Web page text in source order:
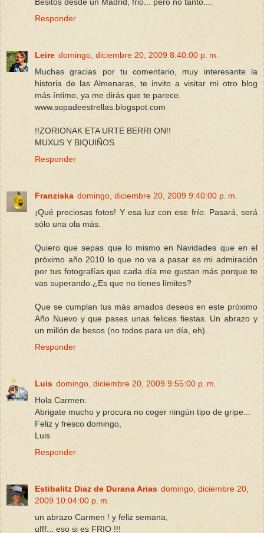
Besitos desde un Madrid, frio... pero no tanto....
Responder
Leire domingo, diciembre 20, 2009 8:40:00 p. m.
Muchas gracias por tu comentario, muy interesante la
historia de las Almenaras, te invito a visitar mi otro blog
más íntimo, ya me dirás que te parece.
www.sopadeestrellas.blogspot.com
!!ZORIONAK ETA URTE BERRI ON!!
MUXUS Y BIQUIÑOS
Responder
Franziska domingo, diciembre 20, 2009 9:40:00 p. m.
¡Qué preciosas fotos! Y esa luz con ese frío. Pasará, será
sólo una ola más.
Quiero que sepas que lo mismo en Navidades que en el
próximo año 2010 lo que no va a pasar es mi admiración
por tus fotografías que cada día me gustan más porque te
vas superando.¿Es que no tienes límites?
Que se cumplan tus más amados deseos en este próximo
Año Nuevo y que pases unas felices fiestas. Un abrazo y
un millón de besos (no todos para un día, eh).
Responder
Luis domingo, diciembre 20, 2009 9:55:00 p. m.
Hola Carmen:
Abrigate mucho y procura no coger ningún tipo de gripe...
Feliz y fresco domingo,
Luis
Responder
Estibalitz Diaz de Durana Arias domingo, diciembre 20,
2009 10:04:00 p. m.
un abrazo Carmen ! y feliz semana,
ufff... eso si es FRIO !!!